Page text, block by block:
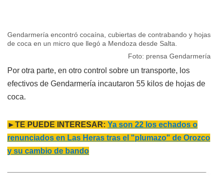
Gendarmería encontró cocaína, cubiertas de contrabando y hojas
de coca en un micro que llegó a Mendoza desde Salta.
Foto: prensa Gendarmería
Por otra parte, en otro control sobre un transporte, los
efectivos de Gendarmería incautaron 55 kilos de hojas de
coca.
►TE PUEDE INTERESAR: Ya son 22 los echados o
renunciados en Las Heras tras el "plumazo" de Orozco
y su cambio de bando